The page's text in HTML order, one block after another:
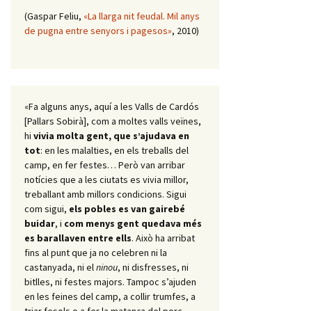
(Gaspar Feliu, «La llarga nit feudal. Mil anys
de pugna entre senyors i pagesos», 2010)
«Fa alguns anys, aquí a les Valls de Cardós
[Pallars Sobirà], com a moltes valls veïnes,
hi vivia molta gent, que s’ajudava en
tot: en les malalties, en els treballs del
camp, en fer festes… Però van arribar
notícies que a les ciutats es vivia millor,
treballant amb millors condicions. Sigui
com sigui, els pobles es van gairebé
buidar, i com menys gent quedava més
es barallaven entre ells. Això ha arribat
fins al punt que ja no celebren ni la
castanyada, ni elninou, ni disfresses, ni
bitlles, ni festes majors. Tampoc s’ajuden
en les feines del camp, a collir trumfes, a